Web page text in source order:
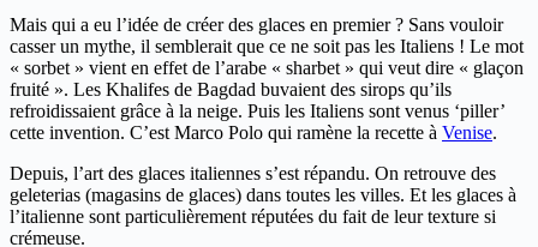
Mais qui a eu l’idée de créer des glaces en premier ? Sans vouloir
casser un mythe, il semblerait que ce ne soit pas les Italiens ! Le mot
« sorbet » vient en effet de l’arabe « sharbet » qui veut dire « glaçon
fruité ». Les Khalifes de Bagdad buvaient des sirops qu’ils
refroidissaient grâce à la neige. Puis les Italiens sont venus ‘piller’
cette invention. C’est Marco Polo qui ramène la recette à Venise.
Depuis, l’art des glaces italiennes s’est répandu. On retrouve des
geleterias (magasins de glaces) dans toutes les villes. Et les glaces à
l’italienne sont particulièrement réputées du fait de leur texture si
crémeuse.